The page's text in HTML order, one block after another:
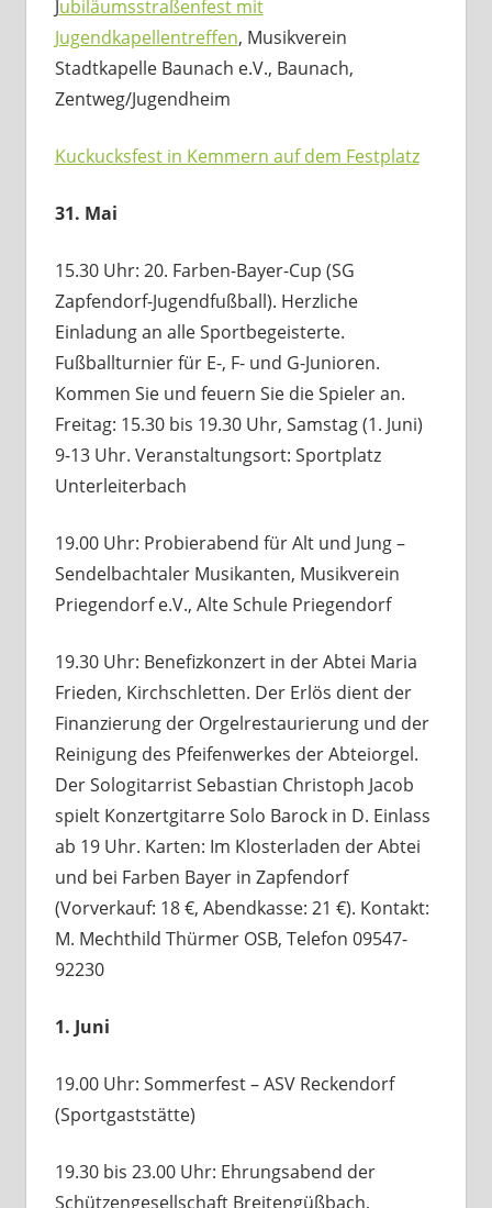
Jubiläumsstraßenfest mit
Jugendkapellentreffen, Musikverein
Stadtkapelle Baunach e.V., Baunach,
Zentweg/Jugendheim
Kuckucksfest in Kemmern auf dem Festplatz
31. Mai
15.30 Uhr: 20. Farben-Bayer-Cup (SG
Zapfendorf-Jugendfußball). Herzliche
Einladung an alle Sportbegeisterte.
Fußballturnier für E-, F- und G-Junioren.
Kommen Sie und feuern Sie die Spieler an.
Freitag: 15.30 bis 19.30 Uhr, Samstag (1. Juni)
9-13 Uhr. Veranstaltungsort: Sportplatz
Unterleiterbach
19.00 Uhr: Probierabend für Alt und Jung –
Sendelbachtaler Musikanten, Musikverein
Priegendorf e.V., Alte Schule Priegendorf
19.30 Uhr: Benefizkonzert in der Abtei Maria
Frieden, Kirchschletten. Der Erlös dient der
Finanzierung der Orgelrestaurierung und der
Reinigung des Pfeifenwerkes der Abteiorgel.
Der Sologitarrist Sebastian Christoph Jacob
spielt Konzertgitarre Solo Barock in D. Einlass
ab 19 Uhr. Karten: Im Klosterladen der Abtei
und bei Farben Bayer in Zapfendorf
(Vorverkauf: 18 €, Abendkasse: 21 €). Kontakt:
M. Mechthild Thürmer OSB, Telefon 09547-
92230
1. Juni
19.00 Uhr: Sommerfest – ASV Reckendorf
(Sportgaststätte)
19.30 bis 23.00 Uhr: Ehrungsabend der
Schützengesellschaft Breitengüßbach,